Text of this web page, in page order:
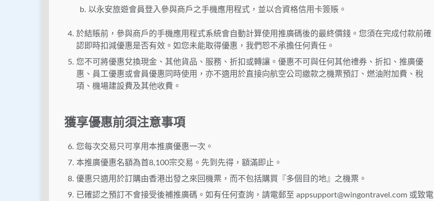
以永安旅遊會員登入參與商戶之手機應用程式，並以合資格信用卡簽賬。
於結賬前，參與商戶的手機應用程式系統會自動計算使用推廣碼後的最終價錢。您須在完成付款前確
認即時扣減優惠是否有效。如您未能取得優惠，我們恕不承擔任何責任。
您不可將優惠兌換現金、其他貨品、服務、折扣或轉讓。優惠不可與任何其他禮券、折扣、推廣優
惠、員工優惠或會員優惠同時使用，亦不適用於直接向航空公司繳款之機票預訂、燃油附加費、稅
項、機場建設費及其他收費。
獲享優惠前須注意事項
您每次交易只可享用本推廣優惠一次。
本推廣優惠名額為首8,100宗交易。先到先得，額滿即止。
優惠只適用於訂購由香港出發之來回機票，而不包括購買『多個目的地』之機票。
已確認之預訂不會接受後補推廣碼。如有任何查詢，請電郵至 appsupport@wingontravel.com 或致電